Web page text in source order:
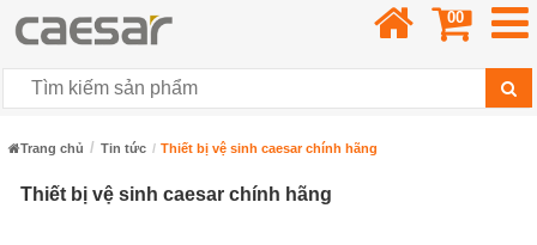
00
Trang chủ Tin tức Thiết bị vệ sinh caesar chính hãng
Thiết bị vệ sinh caesar chính hãng